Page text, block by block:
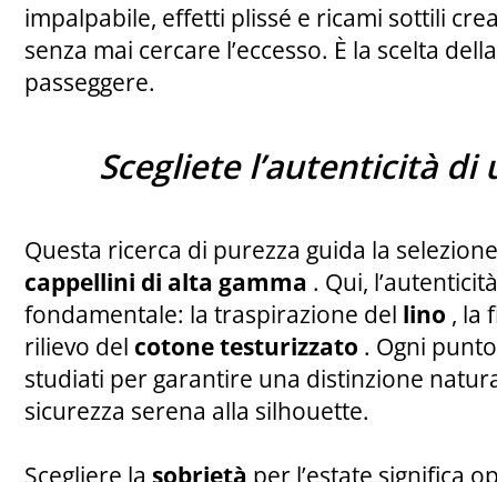
impalpabile, effetti plissé e ricami sottili
senza mai cercare l’eccesso. È la scelta
passeggere.
Scegliete l’autenticità di
Questa ricerca di purezza guida la
cappellini di alta gamma . Qui,
fondamentale: la traspirazione del lino , la
rilievo del cotone testurizzato . Ogni
studiati per garantire una distinzione
sicurezza serena alla silhouette.
Scegliere la sobrietà per l’estate significa